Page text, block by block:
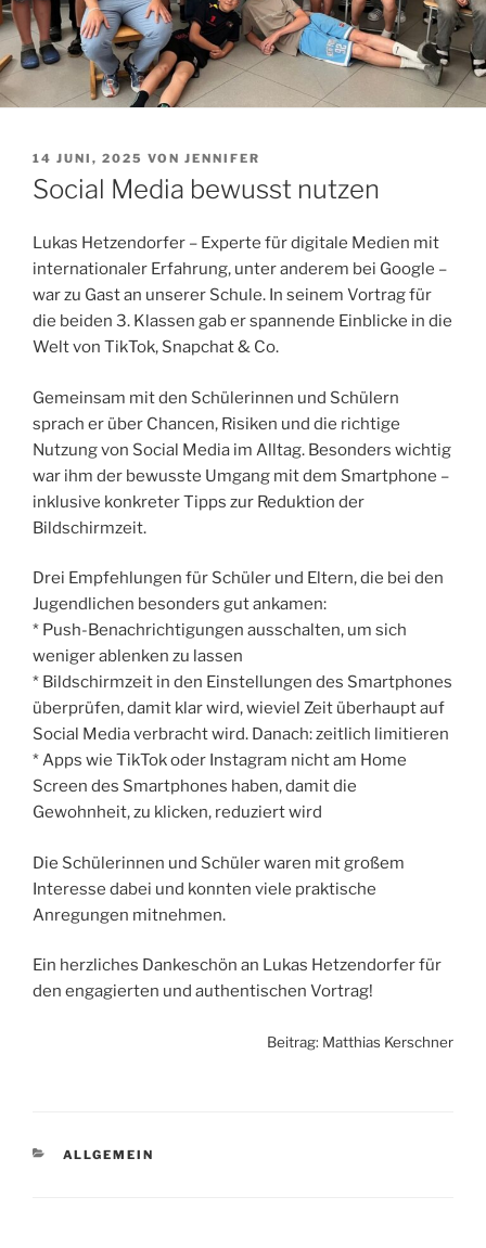
VERÖFFENTLICHT
AM
14 JUNI, 2025 VON JENNIFER
Social Media bewusst nutzen
Lukas Hetzendorfer – Experte für digitale Medien mit
internationaler Erfahrung, unter anderem bei Google –
war zu Gast an unserer Schule. In seinem Vortrag für
die beiden 3. Klassen gab er spannende Einblicke in die
Welt von TikTok, Snapchat & Co.
Gemeinsam mit den Schülerinnen und Schülern
sprach er über Chancen, Risiken und die richtige
Nutzung von Social Media im Alltag. Besonders wichtig
war ihm der bewusste Umgang mit dem Smartphone –
inklusive konkreter Tipps zur Reduktion der
Bildschirmzeit.
Drei Empfehlungen für Schüler und Eltern, die bei den
Jugendlichen besonders gut ankamen:
* Push-Benachrichtigungen ausschalten, um sich
weniger ablenken zu lassen
* Bildschirmzeit in den Einstellungen des Smartphones
überprüfen, damit klar wird, wieviel Zeit überhaupt auf
Social Media verbracht wird. Danach: zeitlich limitieren
* Apps wie TikTok oder Instagram nicht am Home
Screen des Smartphones haben, damit die
Gewohnheit, zu klicken, reduziert wird
Die Schülerinnen und Schüler waren mit großem
Interesse dabei und konnten viele praktische
Anregungen mitnehmen.
Ein herzliches Dankeschön an Lukas Hetzendorfer für
den engagierten und authentischen Vortrag!
Beitrag: Matthias Kerschner
KATEGORIEN
ALLGEMEIN